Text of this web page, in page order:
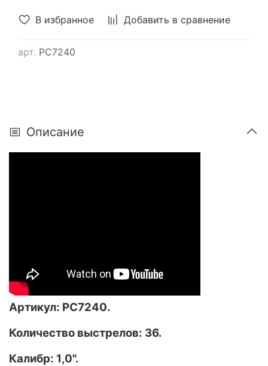
В избранное Добавить в сравнение
арт. РС7240
Описание
Артикул: РС7240.
Количество выстрелов: 36.
Калибр: 1,0".